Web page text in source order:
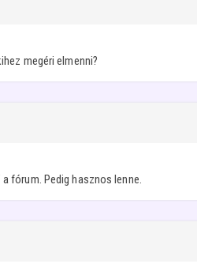
megéri elmenni?
fórum. Pedig hasznos lenne.